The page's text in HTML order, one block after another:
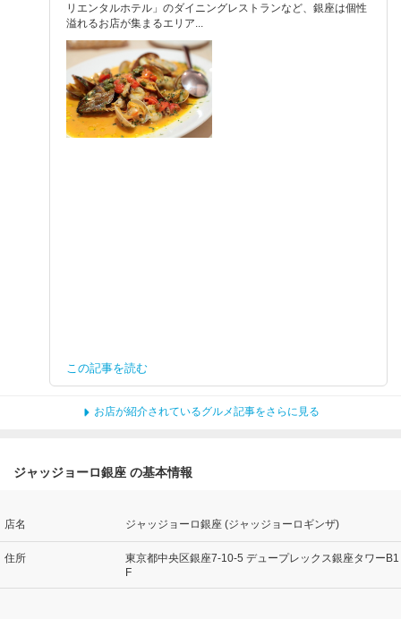
リエンタルホテル」のダイニングレストランなど、銀座は個性
溢れるお店が集まるエリア...
この記事を読む
お店が紹介されているグルメ記事をさらに見る
ジャッジョーロ銀座 の基本情報
店名 ジャッジョーロ銀座 (ジャッジョーロギンザ)
住所
東京都中央区銀座7-10-5 デュープレックス銀座タワーB1
F